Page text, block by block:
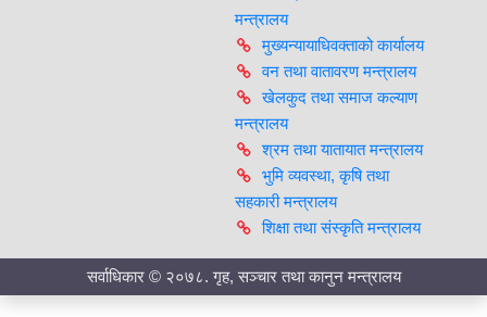
मन्त्रालय
मुख्यन्यायाधिवक्ताको कार्यालय
वन तथा वातावरण मन्त्रालय
खेलकुद तथा समाज कल्याण
मन्त्रालय
श्रम तथा यातायात मन्त्रालय
भुमि व्यवस्था, कृषि तथा
सहकारी मन्त्रालय
शिक्षा तथा संस्कृति मन्त्रालय
सर्वाधिकार © २०७८. गृह, सञ्चार तथा कानुन मन्त्रालय